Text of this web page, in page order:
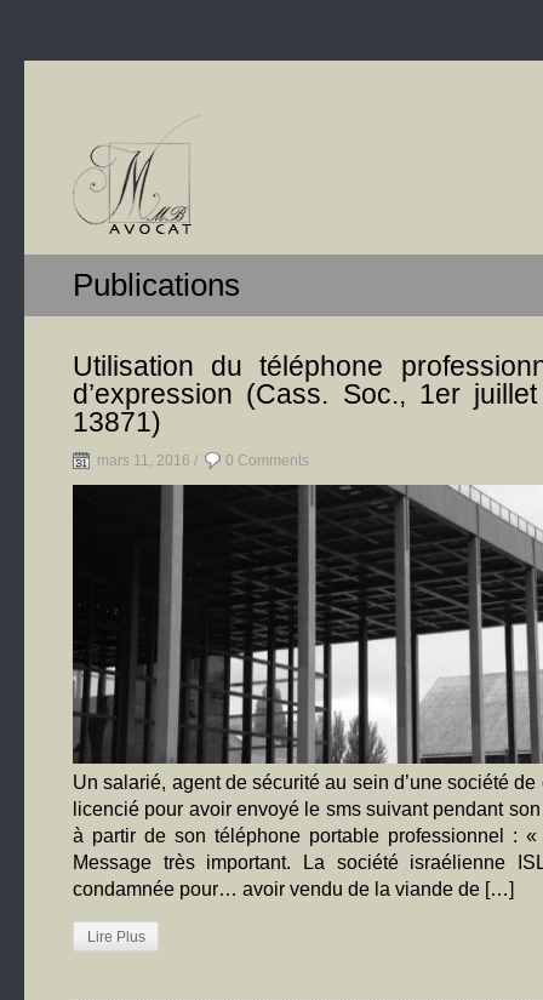
Publications
Utilisation du téléphone
d’expression (Cass. Soc., 1er
13871)
mars 11, 2016 / 0 Comments
Un salarié, agent de sécurité au sein d’une société
licencié pour avoir envoyé le sms suivant pendant
à partir de son téléphone portable professionnel : «
Message très important. La société israélienne
condamnée pour… avoir vendu de la viande de […]
Lire Plus